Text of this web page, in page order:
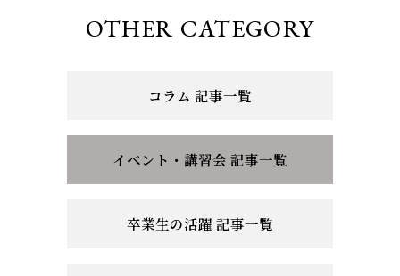
OTHER CATEGORY
コラム 記事一覧
イベント・講習会 記事一覧
卒業生の活躍 記事一覧